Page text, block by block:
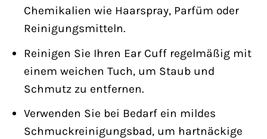
Chemikalien wie Haarspray, Parfüm oder
Reinigungsmitteln.
Reinigen Sie Ihren Ear Cuff regelmäßig mit
einem weichen Tuch, um Staub und
Schmutz zu entfernen.
Verwenden Sie bei Bedarf ein mildes
Schmuckreinigungsbad, um hartnäckige